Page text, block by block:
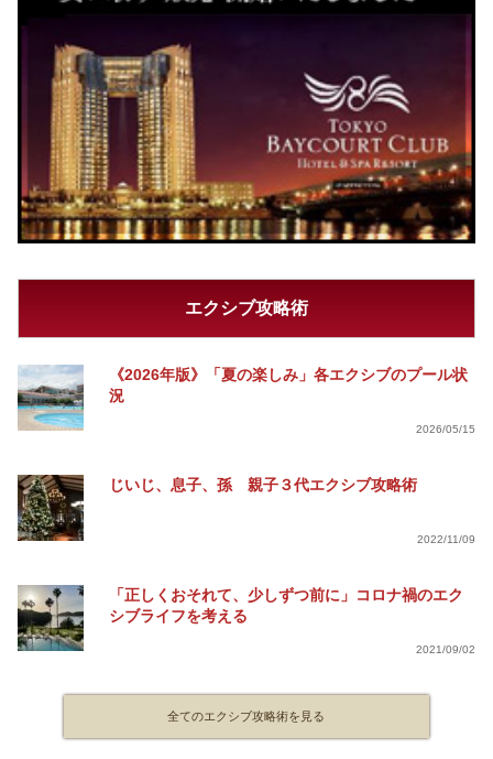
エクシブ攻略術
《2026年版》「夏の楽しみ」各エクシブのプール状
況
2026/05/15
じいじ、息子、孫 親子３代エクシブ攻略術
2022/11/09
「正しくおそれて、少しずつ前に」コロナ禍のエク
シブライフを考える
2021/09/02
全てのエクシブ攻略術を見る